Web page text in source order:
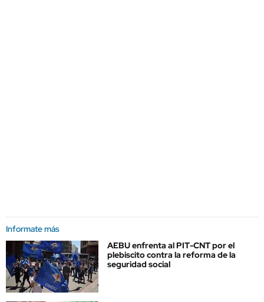
Informate más
AEBU enfrenta al PIT-CNT por el
plebiscito contra la reforma de la
seguridad social